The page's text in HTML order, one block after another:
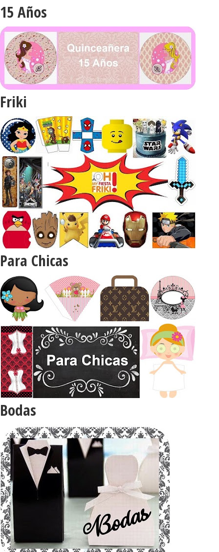
15 Años
Friki
Para Chicas
Bodas